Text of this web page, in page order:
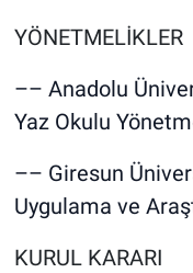
YÖNETMELİKLER
–– Anadolu
Yaz Okulu
–– Giresun
Uygulama ve
KURUL KARARI